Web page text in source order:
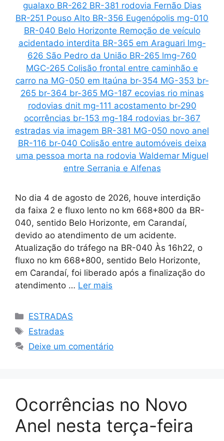
No dia 4 de agosto de 2026, houve interdição
da faixa 2 e fluxo lento no km 668+800 da BR-
040, sentido Belo Horizonte, em Carandaí,
devido ao atendimento de um acidente.
Atualização do tráfego na BR-040 Às 16h22, o
fluxo no km 668+800, sentido Belo Horizonte,
em Carandaí, foi liberado após a finalização do
atendimento … Ler mais
Categorias
ESTRADAS
Tags
Estradas
Deixe um comentário
Ocorrências no Novo
Anel nesta terça-feira